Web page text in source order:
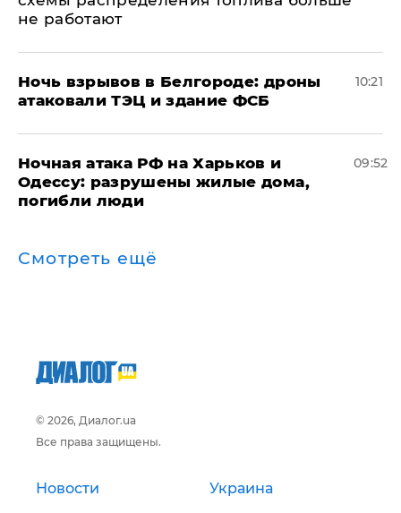
не работают
​Ночь взрывов в Белгороде: дроны
атаковали ТЭЦ и здание ФСБ
10:21
​Ночная атака РФ на Харьков и
Одессу: разрушены жилые дома,
погибли люди
09:52
Смотреть ещё
© 2026, Диалог.ua
Все права защищены.
Новости Украина